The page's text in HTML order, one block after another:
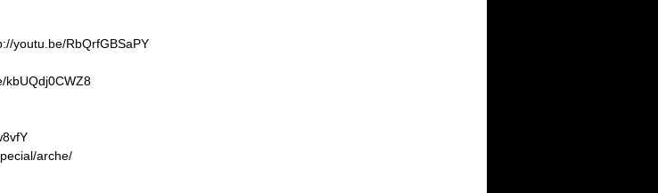
youtu.be/RbQrfGBSaPY
kbUQdj0CWZ8
arche/